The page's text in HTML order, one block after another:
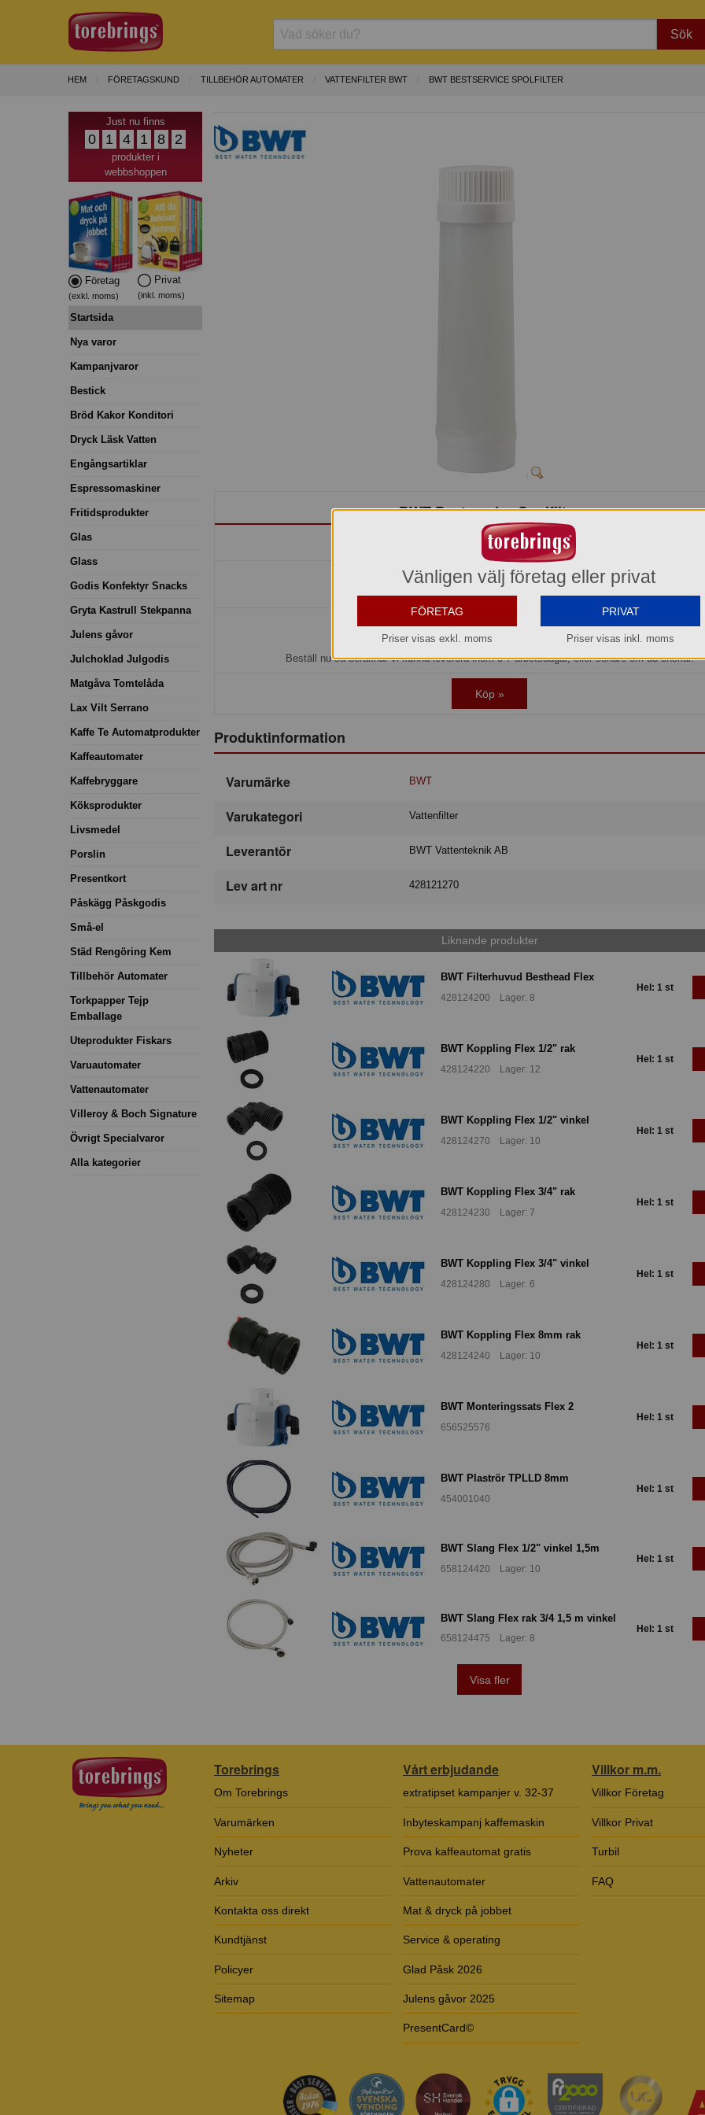
Sök
HEM FÖRETAGSKUND TILLBEHÖR AUTOMATER VATTENFILTER BWT BWT BESTSERVICE SPOLFILTER
Just nu finns
0 1 4 1 8 2
produkter i
webbshoppen
Företag
(exkl. moms)
Privat
(inkl. moms)
Startsida
Nya varor
Kampanjvaror
Bestick
Bröd Kakor Konditori
Dryck Läsk Vatten
Engångsartiklar
Espressomaskiner
Fritidsprodukter
Glas
Glass
Godis Konfektyr Snacks
Gryta Kastrull Stekpanna
Julens gåvor
Julchoklad Julgodis
Matgåva Tomtelåda
Lax Vilt Serrano
Kaffe Te Automatprodukter
Kaffeautomater
Kaffebryggare
Köksprodukter
Livsmedel
Porslin
Presentkort
Påskägg Påskgodis
Små-el
Städ Rengöring Kem
Tillbehör Automater
Torkpapper Tejp
Emballage
Uteprodukter Fiskars
Varuautomater
Vattenautomater
Villeroy & Boch Signature
Övrigt Specialvaror
Alla kategorier
BWT Bestservice Spolfilter
428121270
755,20 kr
Hel förpackning = 1*1 st
Hos oss kan du alltid beställa även om varan inte finns i lager.
Beställ nu så beräknar vi kunna leverera inom 5-7 arbetsdagar, eller senare om du önskar.
Köp »
Produktinformation
Varumärke BWT
Varukategori Vattenfilter
Leverantör BWT Vattenteknik AB
Lev art nr 428121270
Liknande produkter
BWT Filterhuvud Besthead Flex
428124200 Lager: 8
Hel: 1 st
BWT Koppling Flex 1/2" rak
428124220 Lager: 12
Hel: 1 st
BWT Koppling Flex 1/2" vinkel
428124270 Lager: 10
Hel: 1 st
BWT Koppling Flex 3/4" rak
428124230 Lager: 7
Hel: 1 st
BWT Koppling Flex 3/4" vinkel
428124280 Lager: 6
Hel: 1 st
BWT Koppling Flex 8mm rak
428124240 Lager: 10
Hel: 1 st
BWT Monteringssats Flex 2
656525576
Hel: 1 st
BWT Plaströr TPLLD 8mm
454001040
Hel: 1 st
BWT Slang Flex 1/2" vinkel 1,5m
658124420 Lager: 10
Hel: 1 st
BWT Slang Flex rak 3/4 1,5 m vinkel
658124475 Lager: 8
Hel: 1 st
Visa fler
Torebrings
Om Torebrings
Varumärken
Nyheter
Arkiv
Kontakta oss direkt
Kundtjänst
Policyer
Sitemap
Vårt erbjudande
extratipset kampanjer v. 32-37
Inbyteskampanj kaffemaskin
Prova kaffeautomat gratis
Vattenautomater
Mat & dryck på jobbet
Service & operating
Glad Påsk 2026
Julens gåvor 2025
PresentCard©
Villkor m.m.
Villkor Företag
Villkor Privat
Turbil
FAQ
Vänligen välj företag eller privat
FÖRETAG
Priser visas exkl. moms
PRIVAT
Priser visas inkl. moms